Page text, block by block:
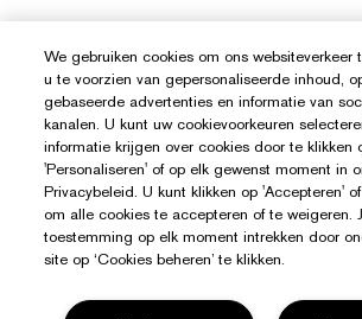
Hulp Nodig?
Mijn bestelling volgen
Contact opnemen
Over Estée Lauder
Shop
We gebruiken cookies om ons websiteverkeer
u te voorzien van gepersonaliseerde inhoud,
gebaseerde advertenties en informatie van
kanalen. U kunt uw cookievoorkeuren
informatie krijgen over cookies door te klikken
'Personaliseren' of op elk gewenst moment in
Privacybeleid. U kunt klikken op 'Accepteren'
om alle cookies te accepteren of te weigeren.
toestemming op elk moment intrekken door
site op ‘Cookies beheren’ te klikken.